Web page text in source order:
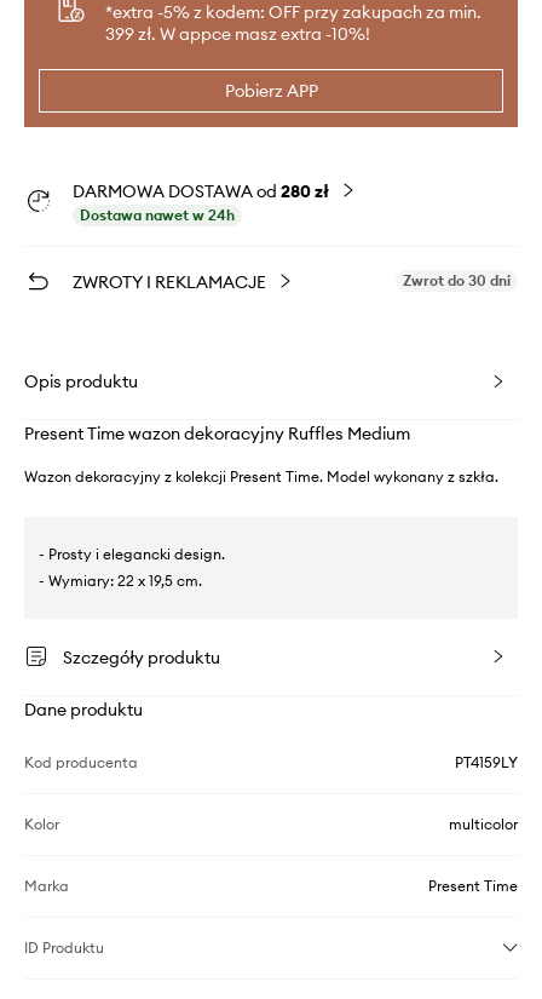
*extra -5% z kodem: OFF przy zakupach za min.
399 zł. W appce masz extra -10%!
Pobierz APP
DARMOWA DOSTAWA od 280 zł
Dostawa nawet w 24h
ZWROTY I REKLAMACJE Zwrot do 30 dni
Opis produktu
Present Time wazon dekoracyjny Ruffles Medium
Wazon dekoracyjny z kolekcji Present Time. Model wykonany z szkła.
- Prosty i elegancki design.
- Wymiary: 22 x 19,5 cm.
Szczegóły produktu
Dane produktu
Kod producenta PT4159LY
Kolor multicolor
Marka Present Time
ID Produktu